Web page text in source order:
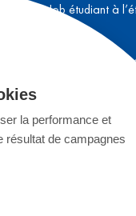
Job étudiant à
Cours de
Séjours ados
Séjours pour
Séjours 50+
la performance et
résultat de campagnes